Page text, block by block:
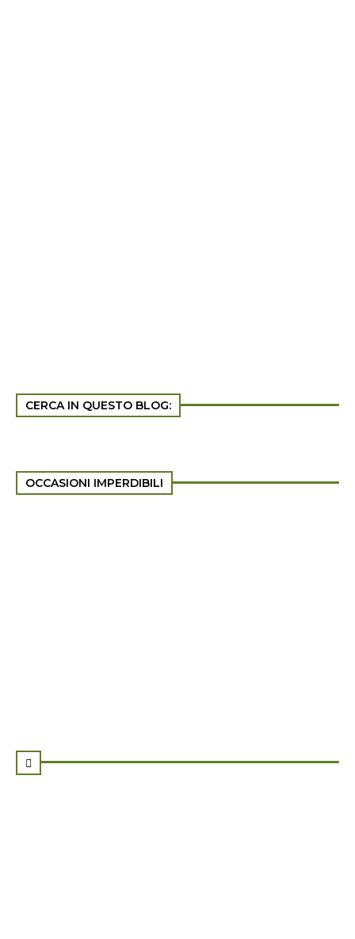
CERCA IN QUESTO BLOG:
OCCASIONI IMPERDIBILI
